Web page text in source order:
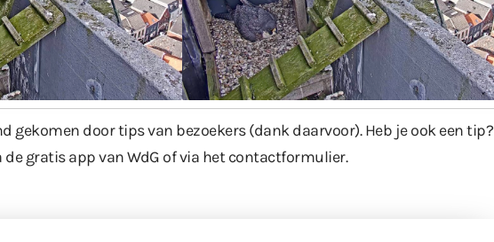
gekomen door tips van bezoekers (dank daarvoor). Heb je ook een tip?
gratis app van WdG of via hetcontactformulier.